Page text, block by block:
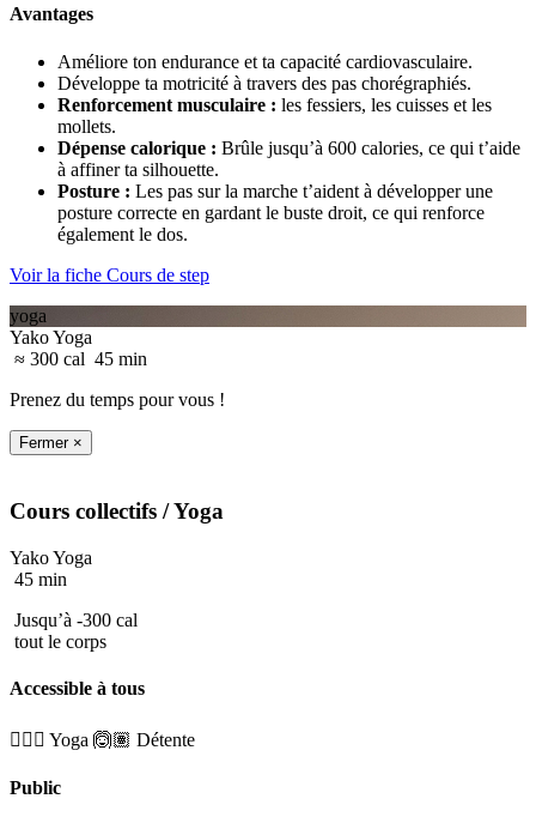
Avantages
Améliore ton endurance et ta capacité cardiovasculaire.
Développe ta motricité à travers des pas chorégraphiés.
Renforcement musculaire : les fessiers, les cuisses et les
mollets.
Dépense calorique : Brûle jusqu’à 600 calories, ce qui t’aide
à affiner ta silhouette.
Posture : Les pas sur la marche t’aident à développer une
posture correcte en gardant le buste droit, ce qui renforce
également le dos.
Voir la fiche Cours de step
yoga
Yako Yoga
≈ 300 cal 45 min
Prenez du temps pour vous !
Fermer ×
Cours collectifs / Yoga
Yako Yoga
45 min
Jusqu’à -300 cal
tout le corps
Accessible à tous
🧘🏼‍♂️ Yoga 🙆🏽 Détente
Public